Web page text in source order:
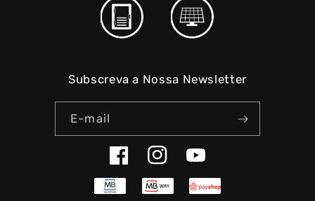
Subscreva a Nossa Newsletter
E-mail
FacebookInstagramYouTube